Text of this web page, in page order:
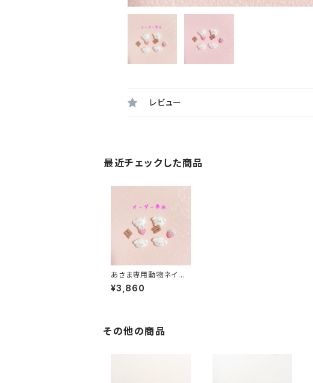
レビュー
最近チェックした商品
あさま専用動物ネイル
パーツ
¥3,860
その他の商品